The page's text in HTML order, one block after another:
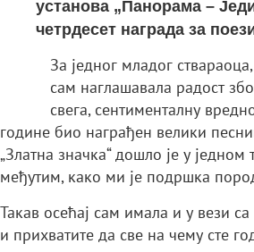
установа „Панорама –
четрдесет награда за
За једног младог
сам наглашавала радост
свега, сентименталну
године био награђен велики
„Златна значка“ дошло је у
међутим, како ми је подршка
Такав осећај сам имала и у вези
и прихватите да све на чему сте